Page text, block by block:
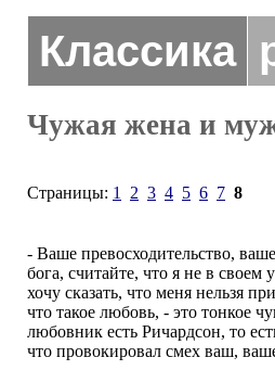
Классика
Чужая жена и
Страницы: 1 2 3 4 5 6 7 8
- Ваше превосходительство,
бога, считайте, что я не в
хочу сказать, что меня нельзя
что такое любовь, - это тонкое
любовник есть Ричардсон, то
что провокировал смех ваш,